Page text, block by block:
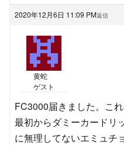
2020年12月6日 11:09 PM返信
黄蛇
ゲスト
FC3000届きました。こ
最初からダミーカードリ
に無理してないエミュチ